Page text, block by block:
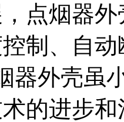
点烟器
制、自
器外壳虽
的进步